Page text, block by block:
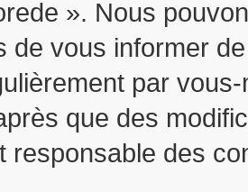
». Nous
de vous informer
par
que des
responsable des